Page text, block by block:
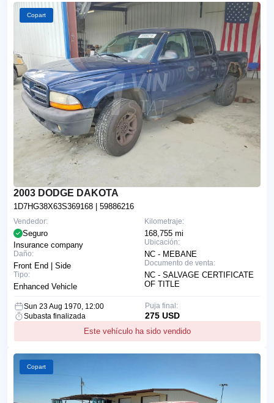
Copart
2003 DODGE DAKOTA
1D7HG38X63S369168 | 59886216
Kilometraje:
168,755 mi
Ubicación:
NC - MEBANE
Documento de venta:
NC - SALVAGE CERTIFICATE
OF TITLE
Vendedor:
Seguro
Insurance company
Daño:
Front End | Side
Tipo:
Enhanced Vehicle
Sun 23 Aug 1970, 12:00
Subasta finalizada
Este vehículo ha sido vendido
Puja final:
275 USD
Copart